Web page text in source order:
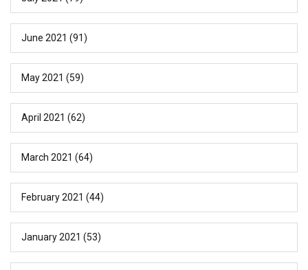
June 2021 (91)
May 2021 (59)
April 2021 (62)
March 2021 (64)
February 2021 (44)
January 2021 (53)